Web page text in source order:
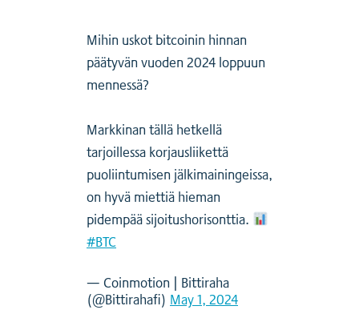
Mihin uskot bitcoinin hinnan
päätyvän vuoden 2024 loppuun
mennessä?
Markkinan tällä hetkellä
tarjoillessa korjausliikettä
puoliintumisen jälkimainingeissa,
on hyvä miettiä hieman
pidempää sijoitushorisonttia.
#BTC
— Coinmotion | Bittiraha
(@Bittirahafi) May 1, 2024